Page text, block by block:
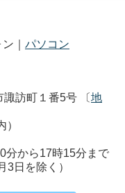
｜ パソコン
訪町１番5号 〔地
）
分から17時15分まで
3日を除く）